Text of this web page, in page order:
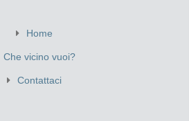
Home
Che vicino vuoi?
Contattaci